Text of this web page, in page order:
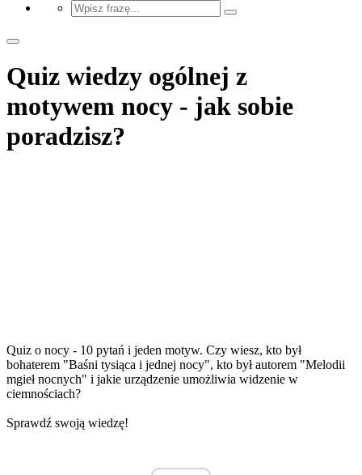
Quiz wiedzy ogólnej z
motywem nocy - jak sobie
poradzisz?
Quiz o nocy - 10 pytań i jeden motyw. Czy wiesz, kto był
bohaterem "Baśni tysiąca i jednej nocy", kto był autorem "Melodii
mgieł nocnych" i jakie urządzenie umożliwia widzenie w
ciemnościach?
Sprawdź swoją wiedzę!